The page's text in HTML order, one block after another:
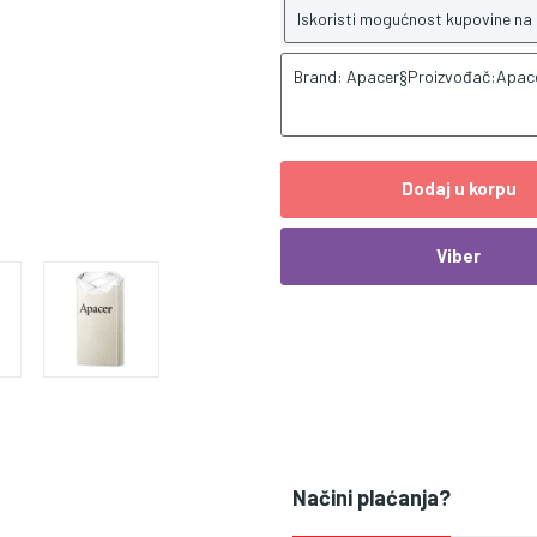
Iskoristi mogućnost kupovine
Brand:
Dodaj u korpu
Viber
Načini plaćanja?